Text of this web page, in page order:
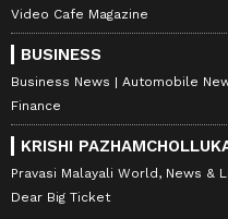
Video Cafe Magazine
BUSINESS
Business News Automobile
Finance
KRISHI
Pravasi Malayali World, News &
Dear Big Ticket